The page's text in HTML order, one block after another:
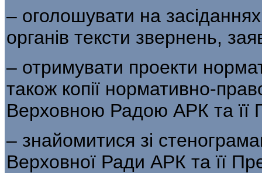
– оголошувати на
органів тексти звернень,
– отримувати проекти
також копії нормативно-
Верховною Радою АРК та її
– знайомитися зі
Верховної Ради АРК та її